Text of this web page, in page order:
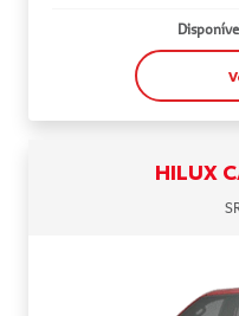
HILUX